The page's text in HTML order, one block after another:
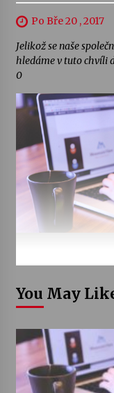
Po Bře 20 , 2017
Jelikož se naše
hledáme v tuto chvíli
0
You May